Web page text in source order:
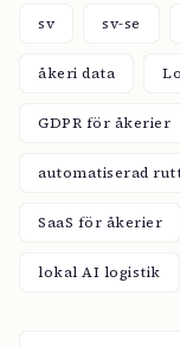
sv sv-se
åkeri data
GDPR för åkerier
automatiserad
SaaS för åkerier
lokal AI logistik